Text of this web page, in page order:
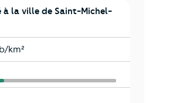
à la ville de Saint-Michel-
sur-Orge
km²
sur-Orge
sur-Orge